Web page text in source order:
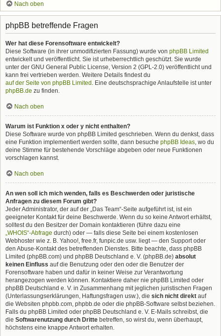
Nach oben
phpBB betreffende Fragen
Wer hat diese Forensoftware entwickelt?
Diese Software (in ihrer unmodifizierten Fassung) wurde von phpBB Limited
entwickelt und veröffentlicht. Sie ist urheberrechtlich geschützt. Sie wurde
unter der GNU General Public License, Version 2 (GPL-2.0) veröffentlicht und
kann frei vertrieben werden. Weitere Details findest du
auf der Seite von phpBB Limited . Eine deutschsprachige Anlaufstelle ist unter
phpBB.de zu finden.
Nach oben
Warum ist Funktion x oder y nicht enthalten?
Diese Software wurde von phpBB Limited geschrieben. Wenn du denkst, dass
eine Funktion implementiert werden sollte, dann besuche phpBB Ideas, wo du
deine Stimme für bestehende Vorschläge abgeben oder neue Funktionen
vorschlagen kannst.
Nach oben
An wen soll ich mich wenden, falls es Beschwerden oder juristische
Anfragen zu diesem Forum gibt?
Jeder Administrator, der auf der „Das Team“-Seite aufgeführt ist, ist ein
geeigneter Kontakt für deine Beschwerde. Wenn du so keine Antwort erhältst,
solltest du den Besitzer der Domain kontaktieren (führe dazu eine
„WHOIS“-Abfrage durch) oder — falls diese Seite bei einem kostenlosen
Webhoster wie z. B. Yahoo!, free.fr, funpic.de usw. liegt — den Support oder
den Abuse-Kontakt des betreffenden Dienstes. Bitte beachte, dass phpBB
Limited (phpBB.com) und phpBB Deutschland e. V. (phpBB.de) absolut
keinen Einfluss auf die Benutzung oder den oder die Benutzer der
Forensoftware haben und dafür in keiner Weise zur Verantwortung
herangezogen werden können. Kontaktiere daher nie phpBB Limited oder
phpBB Deutschland e. V. in Zusammenhang mit jeglichen juristischen Fragen
(Unterlassungserklärungen, Haftungsfragen usw.), die sich nicht direkt auf
die Websiten phpbb.com, phpbb.de oder die phpBB-Software selbst beziehen.
Falls du phpBB Limited oder phpBB Deutschland e. V. E-Mails schreibst, die
die Softwarenutzung durch Dritte betreffen, so wirst du, wenn überhaupt,
höchstens eine knappe Antwort erhalten.